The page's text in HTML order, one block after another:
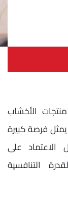
الأخشاب
فرصة كبيرة
الاعتماد على
التنافسية